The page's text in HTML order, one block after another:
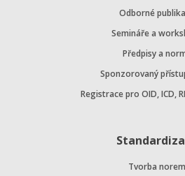
Odborné
Semináře a
Předpisy a
Sponzorovaný
Registrace pro OID, ICD,
Tvorba norem